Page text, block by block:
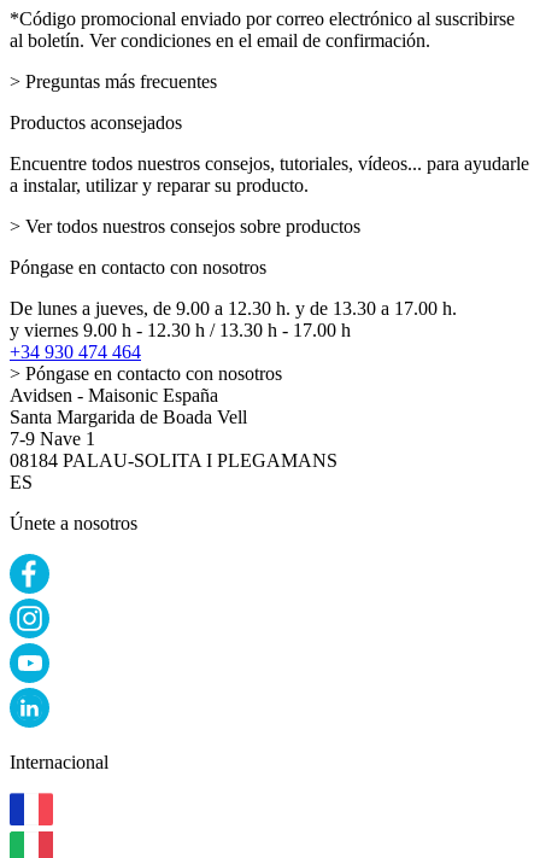
email
*Código promocional enviado por correo electrónico al suscribirse
al boletín. Ver condiciones en el email de confirmación.
> Preguntas más frecuentes
Productos aconsejados
Encuentre todos nuestros consejos, tutoriales, vídeos... para ayudarle
a instalar, utilizar y reparar su producto.
> Ver todos nuestros consejos sobre productos
Póngase en contacto con nosotros
De lunes a jueves, de 9.00 a 12.30 h. y de 13.30 a 17.00 h.
y viernes 9.00 h - 12.30 h / 13.30 h - 17.00 h
+34 930 474 464
> Póngase en contacto con nosotros
Avidsen - Maisonic España
Santa Margarida de Boada Vell
7-9 Nave 1
08184 PALAU-SOLITA I PLEGAMANS
ES
Únete a nosotros
Internacional